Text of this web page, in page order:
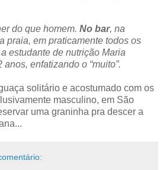
do que homem. No bar, na
praia, em praticamente todos os
estudante de nutrição Maria
enfatizando o “muito”.
solitário e acostumado com os
masculino, em São
uma graninha pra descer a